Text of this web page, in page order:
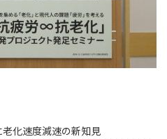
化速度減速の新知見